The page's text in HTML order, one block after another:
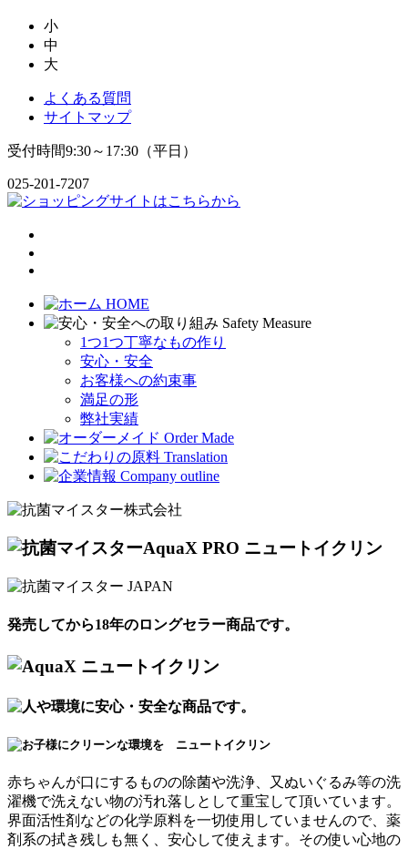
小
中
大
よくある質問
サイトマップ
受付時間9:30～17:30（平日）
025-201-7207
1つ1つ丁寧なもの作り
安心・安全
お客様への約束事
満足の形
弊社実績
AquaX PRO ニュートイクリン
発売してから18年のロングセラー商品です。
赤ちゃんが口にするものの除菌や洗浄、又ぬいぐるみ等の洗
濯機で洗えない物の汚れ落しとして重宝して頂いています。
界面活性剤などの化学原料を一切使用していませんので、薬
剤系の拭き残しも無く、安心して使えます。その使い心地の